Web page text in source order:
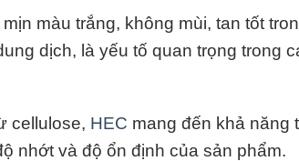
màu trắng, không mùi, tan tốt
dịch, là yếu tố quan trọng trong
cellulose, HEC mang đến khả năng
nhớt và độ ổn định của sản phẩm.